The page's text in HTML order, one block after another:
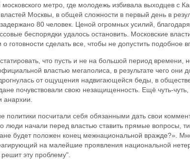
метро, где молодежь избивала выходцев с
Москвы, в общей сложности в первый день в
80 человек. Ценой огромных усилий, благодаря
беспорядки удалось остановить. Московские
о готовности сделать все, чтобы не допустить подобное
что пусть и не на большой период времени,
властью мегаполиса, в результате чего они
от ощущения надвигающейся беды, в
почувствовали свою незащищенность. Ещё чуть-чуть,
анархии.
политики посчитали себя обязанными дать свои
люди начали перед властью ставить прямые вопросы,
будет положен конец межнациональной вражде?».
на малейшие проявления национальной
эту проблему".